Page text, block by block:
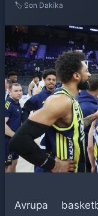
🏷️ Son Dakika
Avrupa